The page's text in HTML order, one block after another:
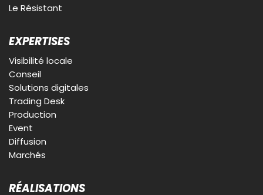
Le Résistant
EXPERTISES
Visibilité locale
Conseil
Solutions digitales
Trading Desk
Production
Event
Diffusion
Marchés
RÉALISATIONS